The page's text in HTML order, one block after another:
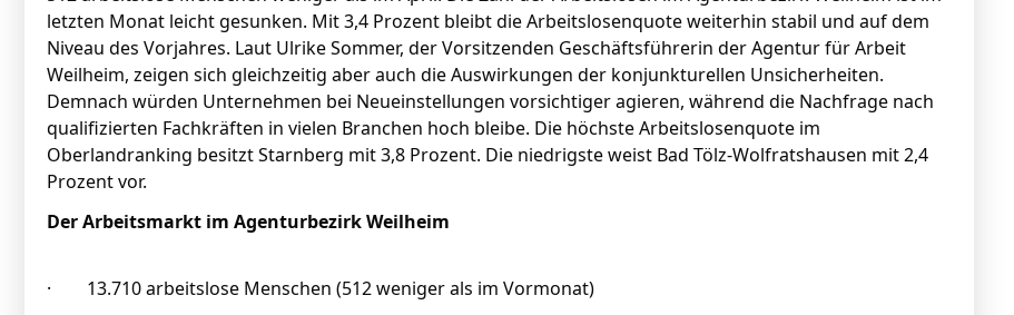
letzten Monat leicht gesunken. Mit 3,4 Prozent bleibt die Arbeitslosenquote weiterhin stabil und auf dem
Niveau des Vorjahres. Laut Ulrike Sommer, der Vorsitzenden Geschäftsführerin der Agentur für Arbeit
Weilheim, zeigen sich gleichzeitig aber auch die Auswirkungen der konjunkturellen Unsicherheiten.
Demnach würden Unternehmen bei Neueinstellungen vorsichtiger agieren, während die Nachfrage nach
qualifizierten Fachkräften in vielen Branchen hoch bleibe. Die höchste Arbeitslosenquote im
Oberlandranking besitzt Starnberg mit 3,8 Prozent. Die niedrigste weist Bad Tölz-Wolfratshausen mit 2,4
Prozent vor.
Der Arbeitsmarkt im Agenturbezirk Weilheim
· 13.710 arbeitslose Menschen (512 weniger als im Vormonat)